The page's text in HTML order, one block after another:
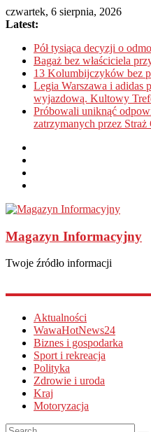
czwartek, 6 sierpnia, 2026
Latest:
Pół tysiąca decyzji o
Bagaż bez właściciela
13 Kolumbijczyków bez
Legia Warszawa i adidas
wyjazdową. Kultowy
Próbowali uniknąć
zatrzymanych przez Straż
Magazyn Informacyjny
Twoje źródło informacji
Aktualności
WawaHotNews24
Biznes i gospodarka
Sport i rekreacja
Polityka
Zdrowie i uroda
Kraj
Motoryzacja